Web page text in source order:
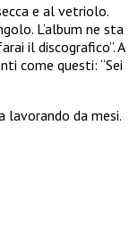
e al vetriolo.
L’album ne sta
il discografico”. A
come questi: “Sei
lavorando da mesi.